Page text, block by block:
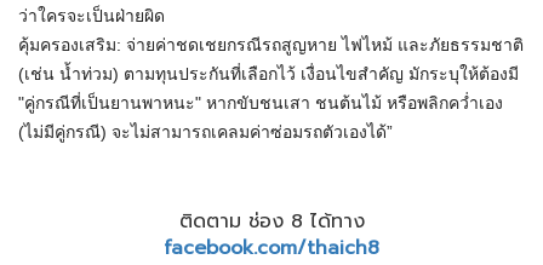
ว่าใครจะเป็นฝ่ายผิด
คุ้มครองเสริม: จ่ายค่าชดเชยกรณีรถสูญหาย ไฟไหม้ และภัยธรรมชาติ
(เช่น น้ำท่วม) ตามทุนประกันที่เลือกไว้ เงื่อนไขสำคัญ มักระบุให้ต้องมี
"คู่กรณีที่เป็นยานพาหนะ" หากขับชนเสา ชนต้นไม้ หรือพลิกคว่ำเอง
(ไม่มีคู่กรณี) จะไม่สามารถเคลมค่าซ่อมรถตัวเองได้”
ติดตาม ช่อง 8 ได้ทาง
facebook.com/thaich8